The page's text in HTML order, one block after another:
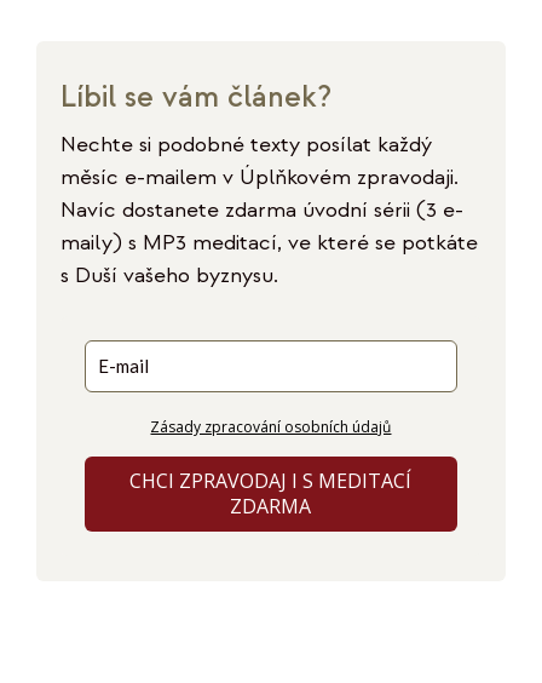
Líbil se vám článek?
Nechte si podobné texty posílat každý
měsíc e-mailem v Úplňkovém zpravodaji.
Navíc dostanete zdarma úvodní sérii (3 e-
maily) s MP3 meditací, ve které se potkáte
s Duší vašeho byznysu.
Zásady zpracování osobních údajů
CHCI ZPRAVODAJ I S MEDITACÍ
ZDARMA